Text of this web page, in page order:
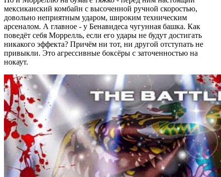
мексиканский комбайн с высоченной ручной скоростью,
довольно неприятным ударом, широким техническим
арсеналом. А главное - у Бенавидеса чугунная башка. Как
поведёт себя Моррелль, если его удары не будут достигать
никакого эффекта? Причём ни тот, ни другой отступать не
привыкли. Это агрессивные боксёры с заточенностью на
нокаут.